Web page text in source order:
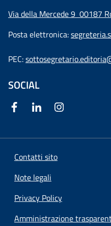
Via della Mercede 9 00187
Posta elettronica:
PEC:
SOCIAL
Contatti sito
Note legali
Privacy Policy
Amministrazione